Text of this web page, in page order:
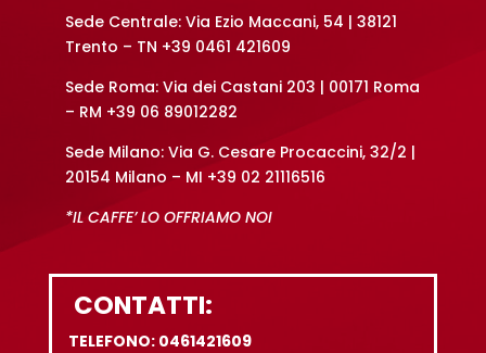
Sede Centrale: Via Ezio Maccani, 54 | 38121
Trento – TN +39 0461 421609
Sede Roma: Via dei Castani 203 | 00171 Roma
– RM +39 06 89012282
Sede Milano: Via G. Cesare Procaccini, 32/2 |
20154 Milano – MI +39 02 21116516
*IL CAFFE’ LO OFFRIAMO NOI
CONTATTI:
TELEFONO: 0461421609